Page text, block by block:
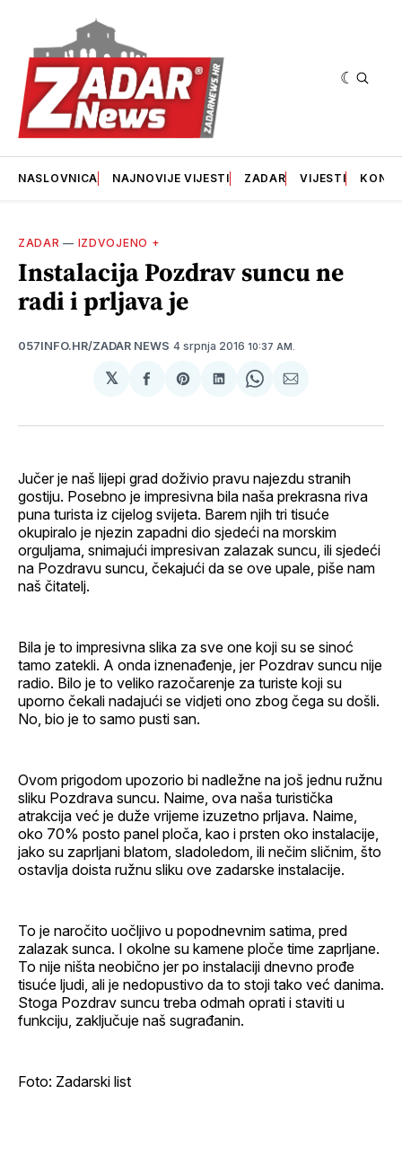
NASLOVNICA NAJNOVIJE VIJESTI ZADAR VIJESTI
ZADAR — IZDVOJENO +
Instalacija Pozdrav suncu ne
radi i prljava je
057INFO.HR/ZADAR NEWS 4 srpnja 2016 10:37 AM.
𝕏
podijeliSharepodijeliSharepodijeli
Jučer je naš lijepi grad doživio pravu najezdu stranih
gostiju. Posebno je impresivna bila naša prekrasna riva
puna turista iz cijelog svijeta. Barem njih tri tisuće
okupiralo je njezin zapadni dio sjedeći na morskim
orguljama, snimajući impresivan zalazak suncu, ili sjedeći
na Pozdravu suncu, čekajući da se ove upale, piše nam
naš čitatelj.
Bila je to impresivna slika za sve one koji su se sinoć
tamo zatekli. A onda iznenađenje, jer Pozdrav suncu nije
radio. Bilo je to veliko razočarenje za turiste koji su
uporno čekali nadajući se vidjeti ono zbog čega su došli.
No, bio je to samo pusti san.
Ovom prigodom upozorio bi nadležne na još jednu ružnu
sliku Pozdrava suncu. Naime, ova naša turistička
atrakcija već je duže vrijeme izuzetno prljava. Naime,
oko 70% posto panel ploča, kao i prsten oko instalacije,
jako su zaprljani blatom, sladoledom, ili nečim sličnim, što
ostavlja doista ružnu sliku ove zadarske instalacije.
To je naročito uočljivo u popodnevnim satima, pred
zalazak sunca. I okolne su kamene ploče time zaprljane.
To nije ništa neobično jer po instalaciji dnevno prođe
tisuće ljudi, ali je nedopustivo da to stoji tako već danima.
Stoga Pozdrav suncu treba odmah oprati i staviti u
funkciju, zaključuje naš sugrađanin.
Foto: Zadarski list